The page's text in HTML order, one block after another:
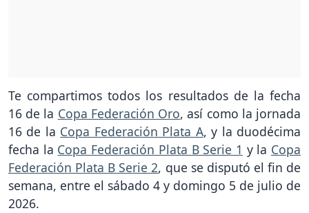
Te compartimos todos los resultados de la fecha
16 de la Copa Federación Oro, así como la jornada
16 de la Copa Federación Plata A, y la duodécima
fecha la Copa Federación Plata B Serie 1 y la Copa
Federación Plata B Serie 2, que se disputó el fin de
semana, entre el sábado 4 y domingo 5 de julio de
2026.